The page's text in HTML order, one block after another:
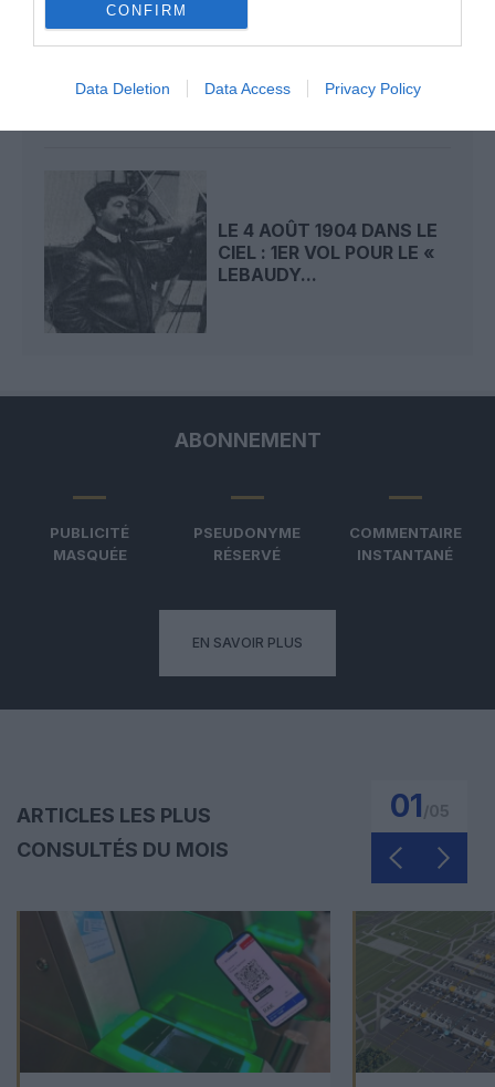
CONFIRM
Data Deletion Data Access Privacy Policy
LE 5 AOÛT 1908 DANS LE
CIEL : LE « ZEPPELIN »
LE 4 AOÛT 1904 DANS LE
CIEL : 1ER VOL POUR LE «
LEBAUDY...
ABONNEMENT
PUBLICITÉ
MASQUÉE
PSEUDONYME
RÉSERVÉ
COMMENTAIRE
INSTANTANÉ
EN SAVOIR PLUS
ARTICLES LES PLUS
CONSULTÉS DU MOIS
01